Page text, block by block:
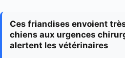
Ces friandises envoient
chiens aux urgences
alertent les vétérinaires